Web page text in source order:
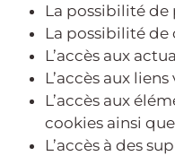
La possibilité de
La possibilité de
L’accès aux
L’accès aux
L’accès aux
cookies ainsi
L’accès à des